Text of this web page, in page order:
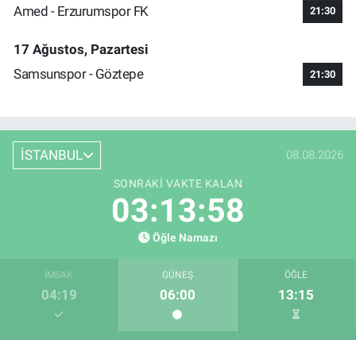
Amed - Erzurumspor FK 21:30
17 Ağustos, Pazartesi
Samsunspor - Göztepe
21:30
İSTANBUL 08.08.2026
SONRAKI VAKTE KALAN
03:13:58
Öğle Namazı
İMSAK
04:19
GÜNEŞ
06:00
ÖĞLE
13:15